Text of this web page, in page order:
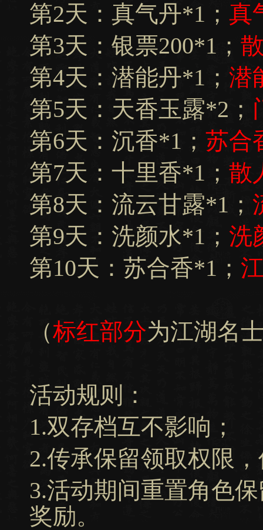
第2天：真气丹*1； 真
第3天：银票200*1；
第4天：潜能丹*1； 潜
第5天：天香玉露*2；
第6天：沉香*1； 苏合
第7天：十里香*1； 散
第8天：流云甘露*1；
第9天：洗颜水*1； 洗
第10天：苏合香*1；
（标红部分为江湖名
活动规则：
1.双存档互不影响；
2.传承保留领取权限
3.活动期间重置角色
奖励。